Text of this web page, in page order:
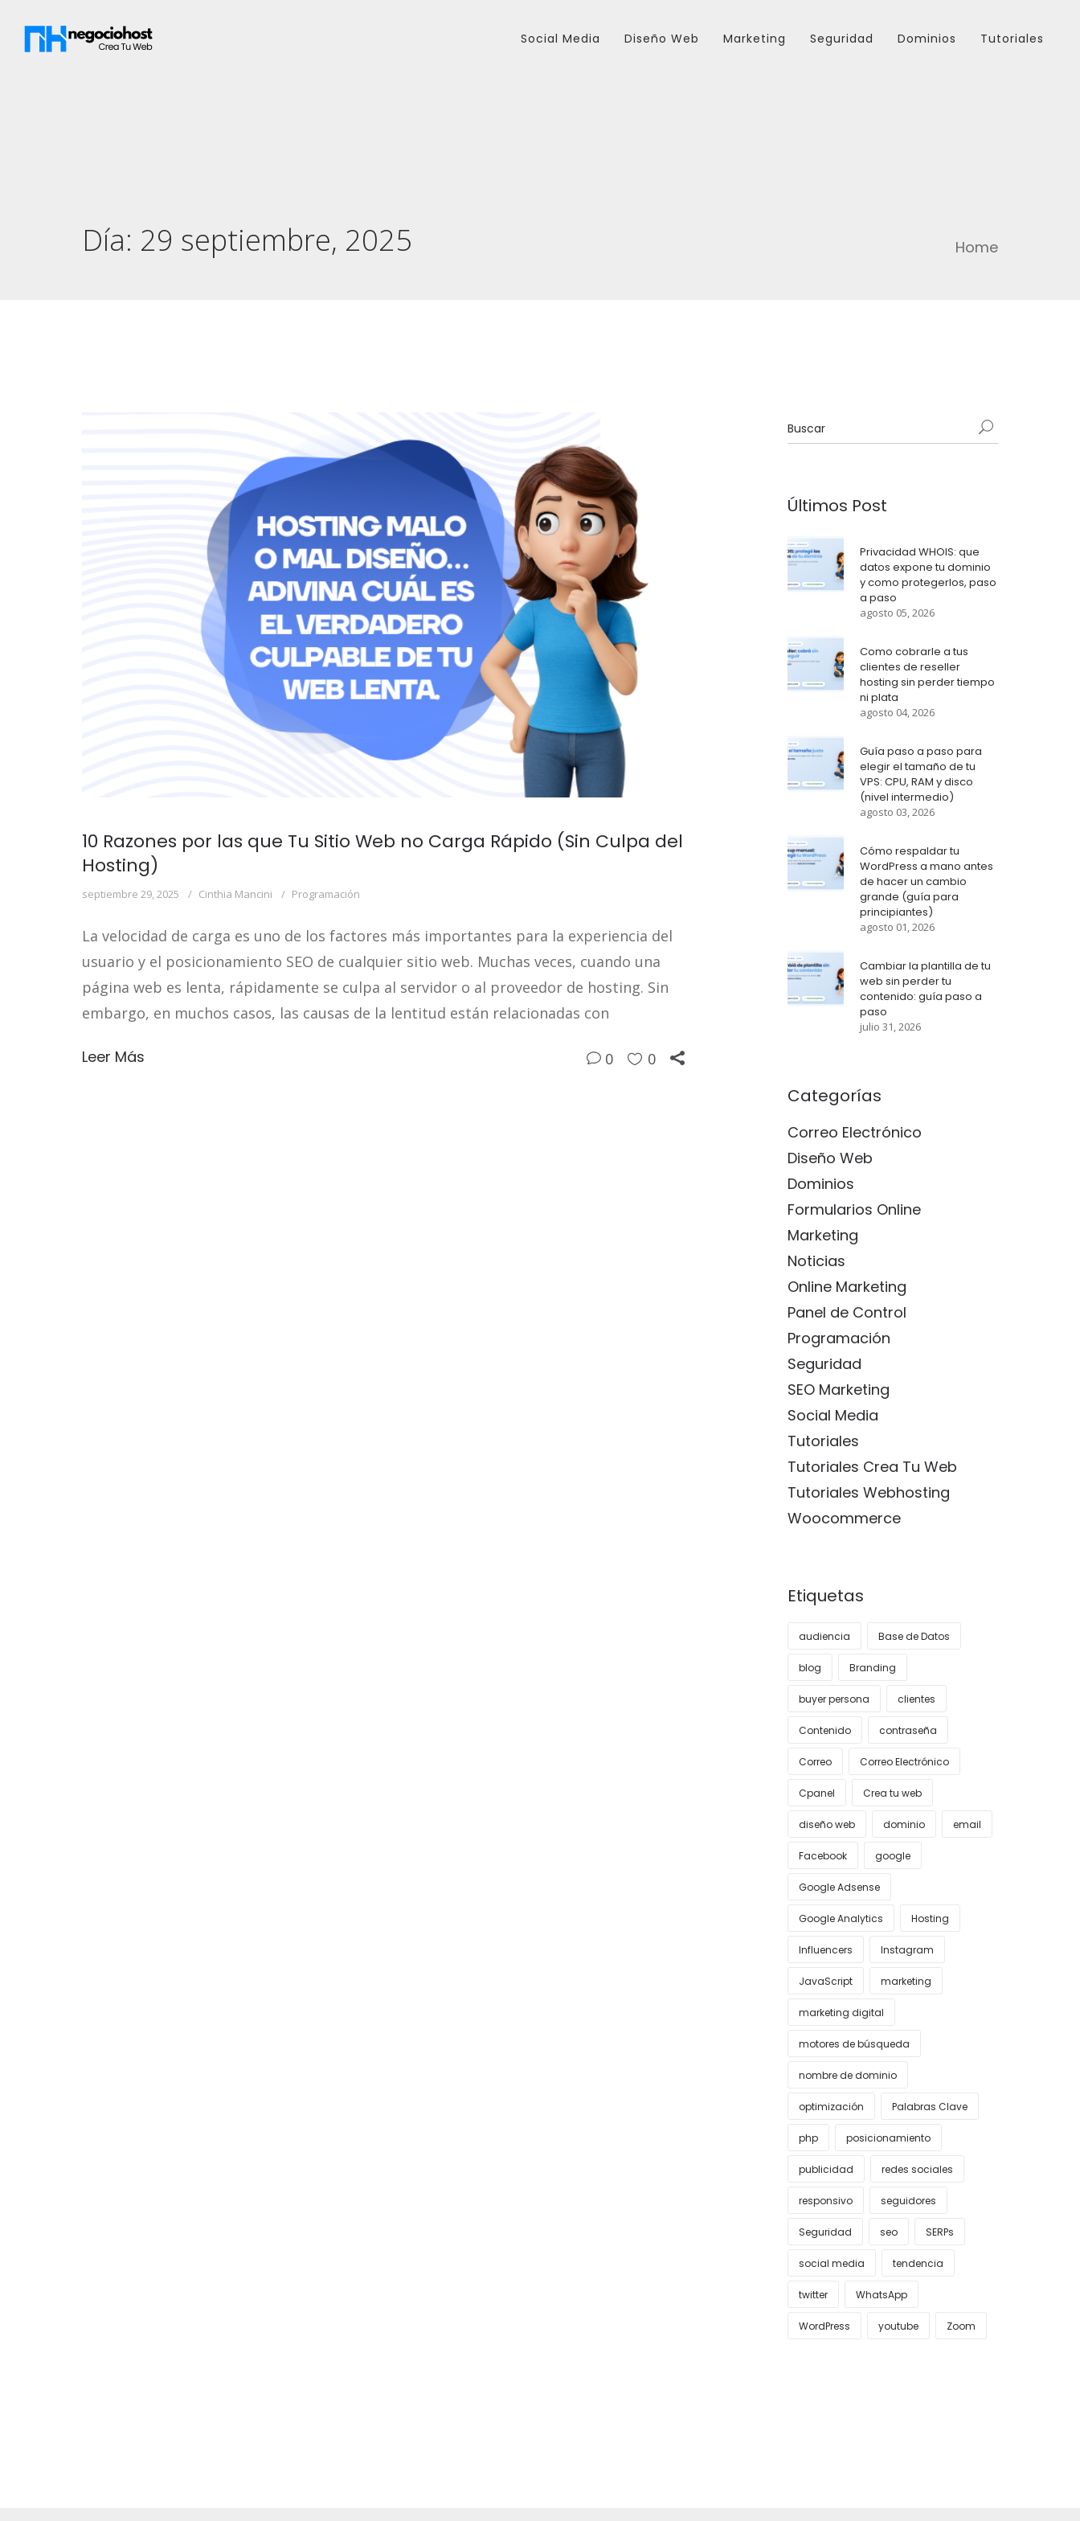
Social Media Diseño Web Marketing Seguridad Dominios Tutoriales
Día: 29 septiembre, 2025 Home
10 Razones por las que Tu Sitio Web no Carga Rápido (Sin Culpa del
Hosting)
septiembre 29, 2025 Cinthia Mancini Programación
La velocidad de carga es uno de los factores más importantes para la experiencia del
usuario y el posicionamiento SEO de cualquier sitio web. Muchas veces, cuando una
página web es lenta, rápidamente se culpa al servidor o al proveedor de hosting. Sin
embargo, en muchos casos, las causas de la lentitud están relacionadas con
Leer Más 0 0
Últimos Post
Privacidad WHOIS: que
datos expone tu dominio
y como protegerlos, paso
a paso
agosto 05, 2026
Como cobrarle a tus
clientes de reseller
hosting sin perder tiempo
ni plata
agosto 04, 2026
Guía paso a paso para
elegir el tamaño de tu
VPS: CPU, RAM y disco
(nivel intermedio)
agosto 03, 2026
Cómo respaldar tu
WordPress a mano antes
de hacer un cambio
grande (guía para
principiantes)
agosto 01, 2026
Cambiar la plantilla de tu
web sin perder tu
contenido: guía paso a
paso
julio 31, 2026
Categorías
Correo Electrónico
Diseño Web
Dominios
Formularios Online
Marketing
Noticias
Online Marketing
Panel de Control
Programación
Seguridad
SEO Marketing
Social Media
Tutoriales
Tutoriales Crea Tu Web
Tutoriales Webhosting
Woocommerce
Etiquetas
audiencia Base de Datos
blog Branding
buyer persona clientes
Contenido contraseña
Correo Correo Electrónico
Cpanel Crea tu web
diseño web dominio email
Facebook google
Google Adsense
Google Analytics Hosting
Influencers Instagram
JavaScript marketing
marketing digital
motores de búsqueda
nombre de dominio
optimización Palabras Clave
php posicionamiento
publicidad redes sociales
responsivo seguidores
Seguridad seo SERPs
social media tendencia
twitter WhatsApp
WordPress youtube Zoom